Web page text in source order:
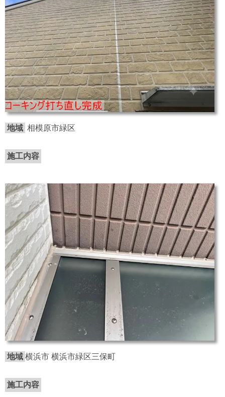
地域 相模原市緑区
施工内容
地域 横浜市 横浜市緑区三保町
施工内容